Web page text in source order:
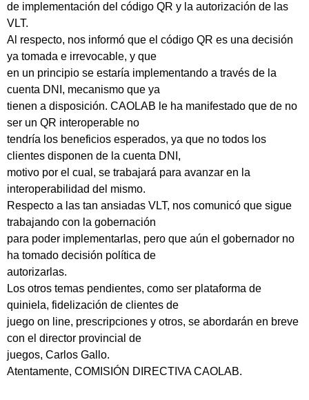
de implementación del código QR y la autorización de las
VLT.
Al respecto, nos informó que el código QR es una decisión
ya tomada e irrevocable, y que
en un principio se estaría implementando a través de la
cuenta DNI, mecanismo que ya
tienen a disposición. CAOLAB le ha manifestado que de no
ser un QR interoperable no
tendría los beneficios esperados, ya que no todos los
clientes disponen de la cuenta DNI,
motivo por el cual, se trabajará para avanzar en la
interoperabilidad del mismo.
Respecto a las tan ansiadas VLT, nos comunicó que sigue
trabajando con la gobernación
para poder implementarlas, pero que aún el gobernador no
ha tomado decisión política de
autorizarlas.
Los otros temas pendientes, como ser plataforma de
quiniela, fidelización de clientes de
juego on line, prescripciones y otros, se abordarán en breve
con el director provincial de
juegos, Carlos Gallo.
Atentamente, COMISIÓN DIRECTIVA CAOLAB.